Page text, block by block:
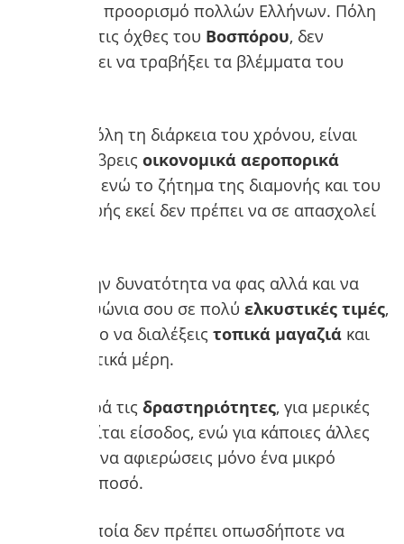
αγαπημένο προορισμό πολλών Ελλήνων. Πόλη
χτισμένη στις όχθες του Βοσπόρου, δεν
αποτυγχάνει να τραβήξει τα βλέμματα του
Σχεδόν σε όλη τη διάρκεια του χρόνου, είναι
εύκολο να βρεις οικονομικά αεροπορικά
, ενώ το ζήτημα της διαμονής και του
κόστους ζωής εκεί δεν πρέπει να σε απασχολεί
Θα έχεις την δυνατότητα να φας αλλά και να
κάνεις τα ψώνια σου σε πολύ ελκυστικές τιμές,
φτάνει μόνο να διαλέξεις τοπικά μαγαζιά και
όχι τουριστικά μέρη.
Όσον αφορά τις δραστηριότητες, για μερικές
δεν απαιτείται είσοδος, ενώ για κάποιες άλλες
χρειάζεται να αφιερώσεις μόνο ένα μικρό
χρηματικό ποσό.
Μέρη τα οποία δεν πρέπει οπωσδήποτε να